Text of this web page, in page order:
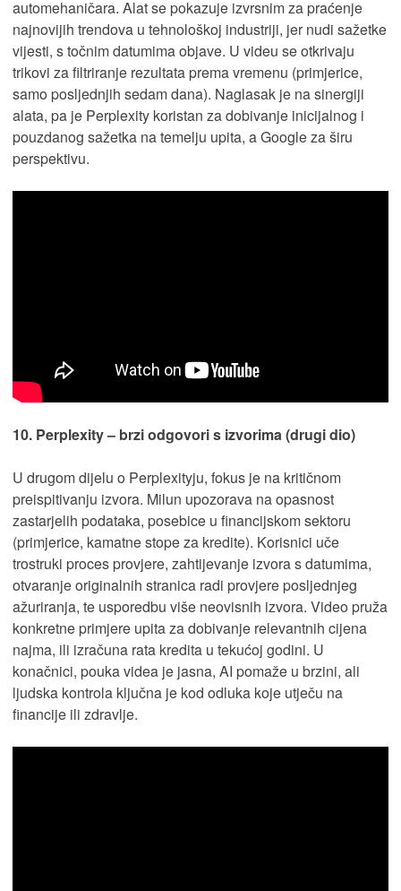
automehaničara. Alat se pokazuje izvrsnim za praćenje
najnovijih trendova u tehnološkoj industriji, jer nudi sažetke
vijesti, s točnim datumima objave. U videu se otkrivaju
trikovi za filtriranje rezultata prema vremenu (primjerice,
samo posljednjih sedam dana). Naglasak je na sinergiji
alata, pa je Perplexity koristan za dobivanje inicijalnog i
pouzdanog sažetka na temelju upita, a Google za širu
perspektivu.
10. Perplexity – brzi odgovori s izvorima (drugi dio)
U drugom dijelu o Perplexityju, fokus je na kritičnom
preispitivanju izvora. Milun upozorava na opasnost
zastarjelih podataka, posebice u financijskom sektoru
(primjerice, kamatne stope za kredite). Korisnici uče
trostruki proces provjere, zahtijevanje izvora s datumima,
otvaranje originalnih stranica radi provjere posljednjeg
ažuriranja, te usporedbu više neovisnih izvora. Video pruža
konkretne primjere upita za dobivanje relevantnih cijena
najma, ili izračuna rata kredita u tekućoj godini. U
konačnici, pouka videa je jasna, AI pomaže u brzini, ali
ljudska kontrola ključna je kod odluka koje utječu na
financije ili zdravlje.